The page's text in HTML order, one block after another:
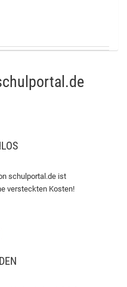
schulportal.de ist
versteckten Kosten!